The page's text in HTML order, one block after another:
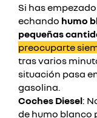
Si has
echando humo
pequeñas
preocuparte
tras varios
situación pasa
gasolina.
Coches Diesel:
de humo blanco